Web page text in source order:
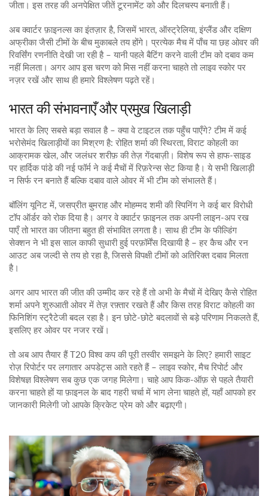
जीता। इस तरह की अनपेक्षित जीतें टूरनामेंट को और दिलचस्प बनाती हैं।
अब क्वार्टर फ़ाइनल्स का इंतज़ार है, जिसमें भारत, ऑस्ट्रेलिया, इंग्लैंड और दक्षिण
अफ्रीका जैसी टीमों के बीच मुकाबले तय होंगे। प्रत्येक मैच में पाँच या छह ओवर की
रिवर्सिंग रणनीति देखी जा रही है – यानी पहले बैटिंग करने वाली टीम को दबाव कम
नहीं मिलता। अगर आप इस चरण को मिस नहीं करना चाहते तो लाइव स्कोर पर
नज़र रखें और साथ ही हमारे विश्लेषण पढ़ते रहें।
भारत की संभावनाएँ और प्रमुख खिलाड़ी
भारत के लिए सबसे बड़ा सवाल है – क्या वे टाइटल तक पहुँच पाएँगे? टीम में कई
भरोसेमंद खिलाड़ीयों का मिश्रण है: रोहित शर्मा की स्थिरता, विराट कोहली का
आक्रामक खेल, और जलंधर शरीफ़ की तेज़ गेंदबाज़ी। विशेष रूप से हाफ‑साइड
पर हार्दिक पांडे की नई फॉर्म ने कई मैचों में रिफ़रेन्स सेट किया है। ये सभी खिलाड़ी
न सिर्फ रन बनाते हैं बल्कि दबाव वाले ओवर में भी टीम को संभालते हैं।
बॉलिंग यूनिट में, जसप्रीत बुमराह और मोहम्मद शमी की स्पिनिंग ने कई बार विरोधी
टॉप ऑर्डर को रोक दिया है। अगर वे क्वार्टर फ़ाइनल तक अपनी लाइन‑अप रख
पाएँ तो भारत का जीतना बहुत ही संभावित लगता है। साथ ही टीम के फील्डिंग
सेक्शन ने भी इस साल काफी सुधारी हुई परफ़ॉर्मेंस दिखायी है – हर कैच और रन
आउट अब जल्दी से तय हो रहा है, जिससे विपक्षी टीमों को अतिरिक्त दबाव मिलता
है।
अगर आप भारत की जीत की उम्मीद कर रहे हैं तो अभी के मैचों में देखिए कैसे रोहित
शर्मा अपने शुरुआती ओवर में तेज़ रफ़्तार रखते हैं और किस तरह विराट कोहली का
फिनिशिंग स्ट्रैटेजी बदल रहा है। इन छोटे-छोटे बदलावों से बड़े परिणाम निकलते हैं,
इसलिए हर ओवर पर नजर रखें।
तो अब आप तैयार हैं T20 विश्व कप की पूरी तस्वीर समझने के लिए? हमारी साइट
रोज़ रिपोर्टर पर लगातार अपडेट्स आते रहते हैं – लाइव स्कोर, मैच रिपोर्ट और
विशेषज्ञ विश्लेषण सब कुछ एक जगह मिलेगा। चाहे आप किक‑ऑफ़ से पहले तैयारी
करना चाहते हों या फ़ाइनल के बाद गहरी चर्चा में भाग लेना चाहते हों, यहाँ आपको हर
जानकारी मिलेगी जो आपके क्रिकेट प्रेम को और बढ़ाएगी।